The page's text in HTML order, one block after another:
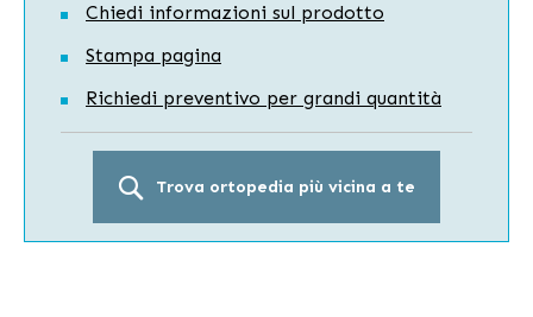
Chiedi informazioni sul prodotto
Stampa pagina
Richiedi preventivo per grandi quantità
Trova ortopedia più vicina a te